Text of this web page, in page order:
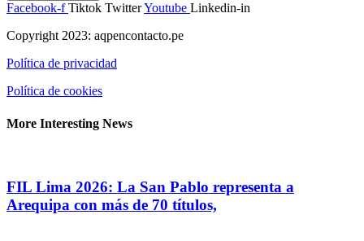
Facebook-f Tiktok TwitterYoutube Linkedin-in
Copyright 2023: aqpencontacto.pe
Política de privacidad
Política de cookies
More Interesting News
FIL Lima 2026: La San Pablo representa a
Arequipa con más de 70 títulos,